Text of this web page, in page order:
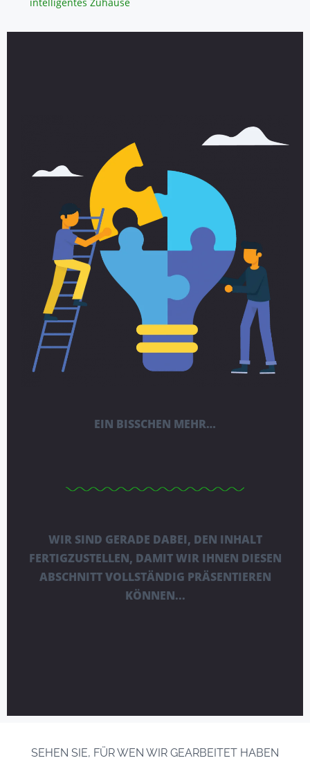
EIN BISSCHEN MEHR…
WIR SIND GERADE DABEI, DEN INHALT
FERTIGZUSTELLEN, DAMIT WIR IHNEN DIESEN
ABSCHNITT VOLLSTÄNDIG PRÄSENTIEREN
KÖNNEN...
SEHEN SIE, FÜR WEN WIR GEARBEITET HABEN